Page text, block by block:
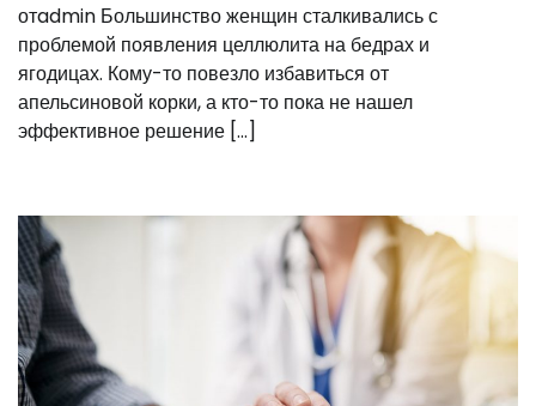
отadmin Большинство женщин сталкивались с
проблемой появления целлюлита на бедрах и
ягодицах. Кому-то повезло избавиться от
апельсиновой корки, а кто-то пока не нашел
эффективное решение […]